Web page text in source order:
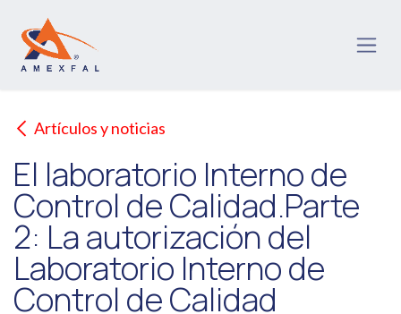
Artículos y noticias
El laboratorio Interno de
Control de Calidad.Parte
2: La autorización del
Laboratorio Interno de
Control de Calidad